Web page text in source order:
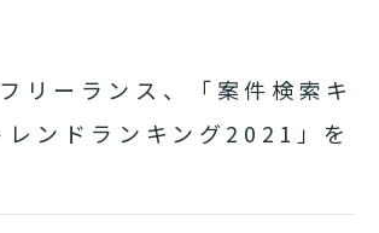
リーランス、「案件検索キ
ンドランキング2021」を